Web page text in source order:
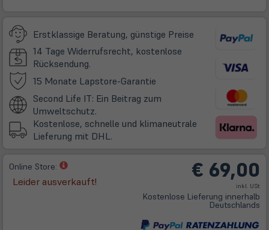
Erstklassige Beratung, günstige Preise
14 Tage Widerrufsrecht, kostenlose
Rücksendung.
15 Monate Lapstore-Garantie
neuem
Second Life IT: Ein Beitrag zum
Umweltschutz.
Kostenlose, schnelle und klimaneutrale
Lieferung mit DHL.
Online Store:
(öffnet
in
neuem
Leider ausverkauft! € 69,00
inkl. USt
Kostenlose Lieferung innerhalb
Deutschlands